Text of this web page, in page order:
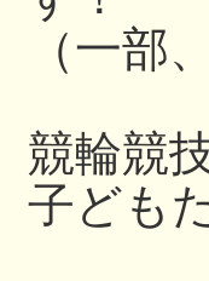
（一部
競輪競
子ども